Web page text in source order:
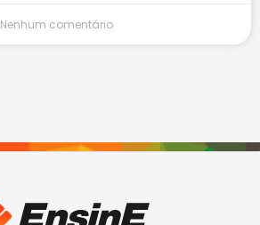
Nenhum comentário